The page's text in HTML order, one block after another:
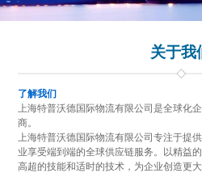
关于我
了解我们
上海特普沃德国际物流有限公司是全球化
商。
上海特普沃德国际物流有限公司专注于提
业享受端到端的全球供应链服务。以精益
高超的技能和适时的技术，为企业创造更大